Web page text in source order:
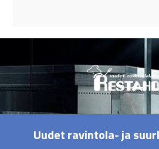
Uudet ravintola- ja